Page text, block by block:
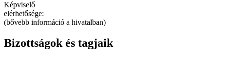
Képviselő
elérhetősége:
(bővebb információ a hivatalban)
Bizottságok és tagjaik